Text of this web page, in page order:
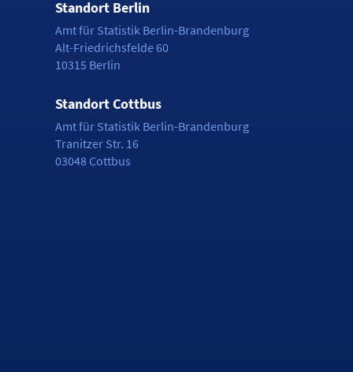
Standort Berlin
Amt für Statistik Berlin-Brandenburg
Alt-Friedrichsfelde 60
10315 Berlin
Standort Cottbus
Amt für Statistik Berlin-Brandenburg
Tranitzer Str. 16
03048 Cottbus